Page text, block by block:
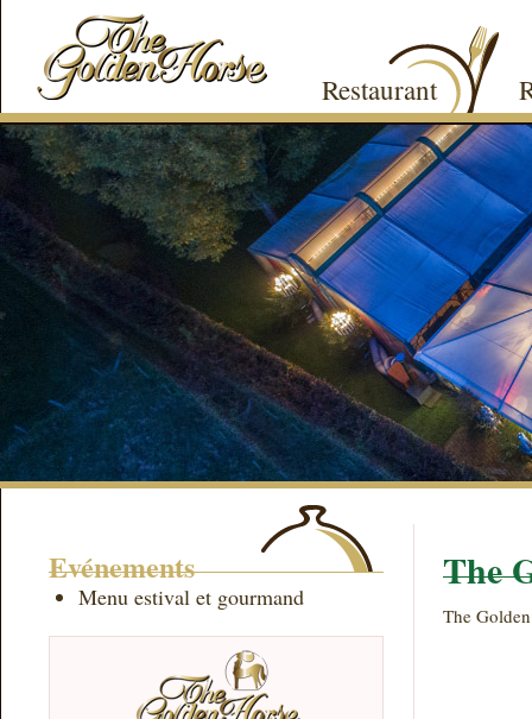
Restaurant
Evénements
Menu estival et gourmand
The
The